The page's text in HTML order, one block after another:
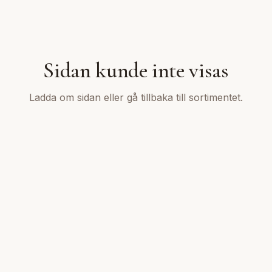
Sidan kunde inte visas
Ladda om sidan eller gå tillbaka till sortimentet.